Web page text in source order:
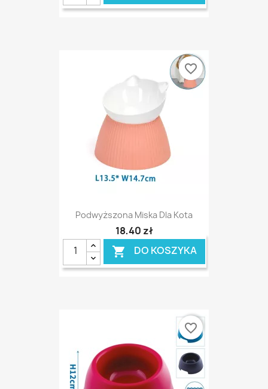
Podwyższona Miska Dla Kota
18,40 zł
 DO KOSZYKA
favorite_border
favorite_border